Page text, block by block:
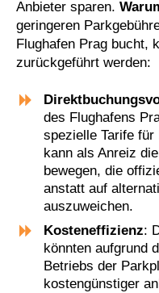
Anbieter sparen.
geringeren
Flughafen Prag bucht,
zurückgeführt werden:
des Flughafens
spezielle Tarife für
kann als Anreiz
bewegen, die
anstatt auf
auszuweichen.
Kosteneffizienz:
könnten aufgrund
Betriebs der
kostengünstiger